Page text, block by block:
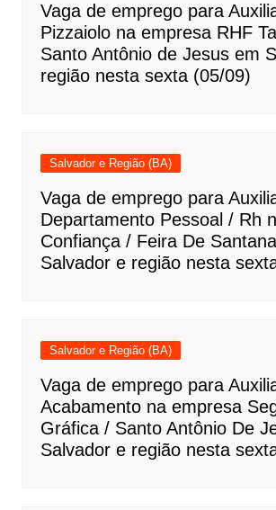
Vaga de emprego para
Pizzaiolo na empresa RHF
Santo Antônio de Jesus em
região nesta sexta (05/09)
Salvador e Região (BA)
Vaga de emprego para
Departamento Pessoal / Rh
Confiança / Feira De
Salvador e região nesta
Salvador e Região (BA)
Vaga de emprego para
Acabamento na empresa
Gráfica / Santo Antônio De
Salvador e região nesta